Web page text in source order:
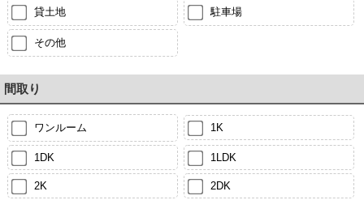
貸土地 駐車場
その他
間取り
ワンルーム 1K
1DK 1LDK
2K 2DK